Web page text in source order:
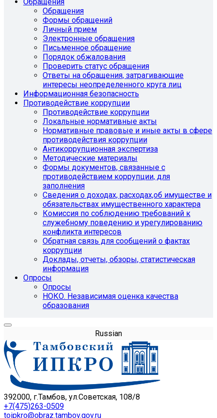
Обращения
Формы обращений
Личный прием
Электронные обращения
Письменное обращение
Порядок обжалования
Проверить статус обращения
Ответы на обращения, затрагивающие
интересы неопределенного круга лиц
Информационная безопасность
Противодействие коррупции
Противодействие коррупции
Локальные нормативные акты
Нормативные правовые и иные акты в сфере
противодействия коррупции
Антикоррупционная экспертиза
Методические материалы
Формы документов, связанные с
противодействием коррупции, для
заполнения
Сведения о доходах, расходах,об имуществе и
обязательствах имущественного характера
Комиссия по соблюдению требований к
служебному поведению и урегулированию
конфликта интересов
Обратная связь для сообщений о фактах
коррупции
Доклады, отчеты, обзоры, статистическая
информация
Опросы
Опросы
НОКО. Независимая оценка качества
образования
Russian
392000, г.Тамбов, ул.Советская, 108/8
+7(475)263-0509
toipkro@obraz.tambov.gov.ru